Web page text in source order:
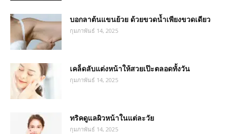
บอกลาต้นแขนย้วย ด้วยขวดน้ำเพียงขวดเดียว
กุมภาพันธ์ 14, 2025
เคล็ดลับแต่งหน้าให้สวยเป๊ะตลอดทั้งวัน
กุมภาพันธ์ 14, 2025
ทริคดูแลผิวหน้าในแต่ละวัย
กุมภาพันธ์ 14, 2025